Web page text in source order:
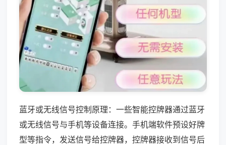
蓝牙或无线信号控制原理：一些智能控牌器通过蓝牙
或无线信号与手机等设备连接。手机端软件预设好牌
型等指令，发送信号给控牌器，控牌器接收到信号后